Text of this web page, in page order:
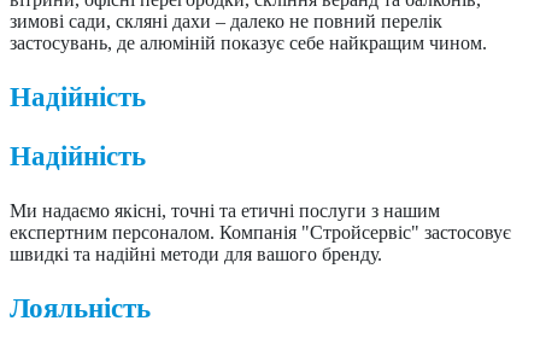
зимові сади, скляні дахи – далеко не повний перелік
застосувань, де алюміній показує себе найкращим чином.
Надійність
Надійність
Ми надаємо якісні, точні та етичні послуги з нашим
експертним персоналом. Компанія "Стройсервіс" застосовує
швидкі та надійні методи для вашого бренду.
Лояльність